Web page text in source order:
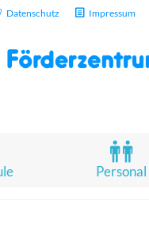
Datenschutz Impressum
Personal